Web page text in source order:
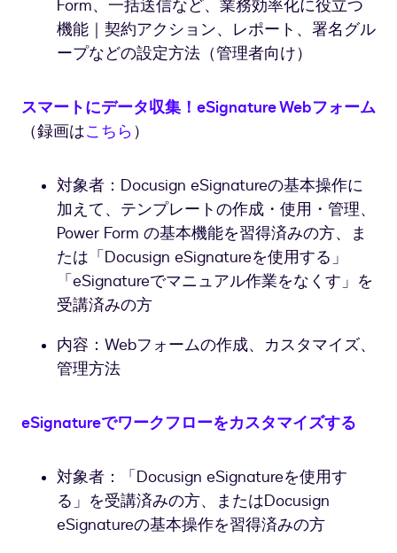
Form、一括送信など、業務効率化に役立つ
機能｜契約アクション、レポート、署名グル
ープなどの設定方法（管理者向け）
スマートにデータ収集！eSignature Webフォーム
（録画はこちら ）
対象者：Docusign eSignatureの基本操作に
加えて、テンプレートの作成・使用・管理、
Power Form の基本機能を習得済みの方、ま
たは「Docusign eSignatureを使用する」
「eSignatureでマニュアル作業をなくす」を
受講済みの方
内容：Webフォームの作成、カスタマイズ、
管理方法
eSignatureでワークフローをカスタマイズする
対象者：「Docusign eSignatureを使用す
る」を受講済みの方、またはDocusign
eSignatureの基本操作を習得済みの方